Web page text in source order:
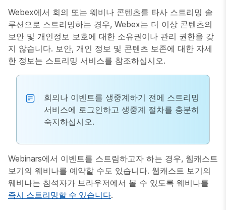
Webex에서 회의 또는 웨비나 콘텐츠를 타사 스트리밍 솔
루션으로 스트리밍하는 경우, Webex는 더 이상 콘텐츠의
보안 및 개인정보 보호에 대한 소유권이나 관리 권한을 갖
지 않습니다. 보안, 개인 정보 및 콘텐츠 보존에 대한 자세
한 정보는 스트리밍 서비스를 참조하십시오.
회의나 이벤트를 생중계하기 전에 스트리밍
서비스에 로그인하고 생중계 절차를 충분히
숙지하십시오.
Webinars에서 이벤트를 스트림하고자 하는 경우, 웹캐스트
보기의 웨비나를 예약할 수도 있습니다. 웹캐스트 보기의
웨비나는 참석자가 브라우저에서 볼 수 있도록 웨비나를
즉시 스트리밍할 수 있습니다.